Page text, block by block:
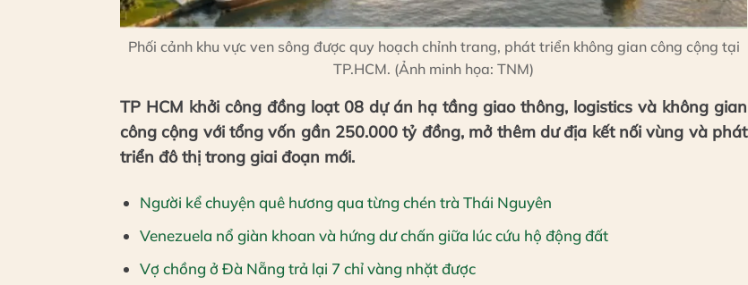
Phối cảnh khu vực ven sông được quy hoạch chỉnh trang, phát triển không gian công cộng tại
TP.HCM. (Ảnh minh họa: TNM)
TP HCM khởi công đồng loạt 08 dự án hạ tầng giao thông, logistics và không gian
công cộng với tổng vốn gần 250.000 tỷ đồng, mở thêm dư địa kết nối vùng và phát
triển đô thị trong giai đoạn mới.
Người kể chuyện quê hương qua từng chén trà Thái Nguyên
Venezuela nổ giàn khoan và hứng dư chấn giữa lúc cứu hộ động đất
Vợ chồng ở Đà Nẵng trả lại 7 chỉ vàng nhặt được